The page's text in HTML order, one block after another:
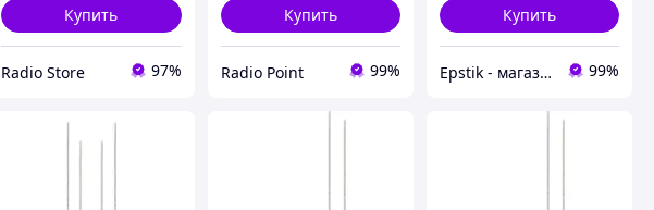
Купить
Radio Store 97%
Купить
Radio Point 99%
Купить
Epstik - магазин радиокомпонентов 99%